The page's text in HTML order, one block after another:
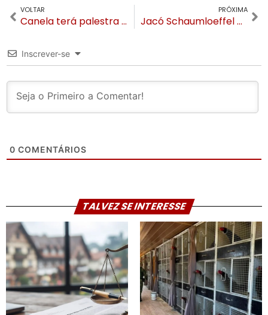
VOLTAR
Canela terá palestra e atividade nas escolas e empresas durante o Maio Amarelo
PRÓXIMA
Jacó Schaumloeffel assina retorno ao PDT de Gramado
Inscrever-se
0 COMENTÁRIOS
TALVEZ SE INTERESSE